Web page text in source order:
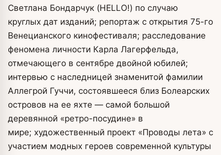
Светлана Бондарчук (HELLO!) по случаю
круглых дат изданий; репортаж с открытия 75-го
Венецианского кинофестиваля; расследование
феномена личности Карла Лагерфельда,
отмечающего в сентябре двойной юбилей;
интервью с наследницей знаменитой фамилии
Аллегрой Гуччи, состоявшееся близ Болеарских
островов на ее яхте — самой большой
деревянной «ретро-посудине» в
мире; художественный проект «Проводы лета» с
участием модных героев современной культуры